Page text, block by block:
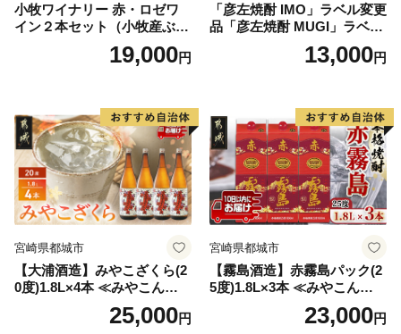
小牧ワイナリー 赤・ロゼワ
イン２本セット（小牧産ぶど
19,000円
「彦左焼酎 IMO」ラベル変更
品「彦左焼酎 MUGI」ラベル
変更品 飲み比べ セット 合計
2本 720ml×各1本 25度 焼酎
13,000円
宮崎県都城市
【大浦酒造】みやこざくら(2
0度)1.8L×4本 ≪みやこんじょ
特急便≫_AD-077125,000円
宮崎県都城市
【霧島酒造】赤霧島パック(2
5度)1.8L×3本 ≪みやこんじょ
特急便≫_23-07-K03P-1800-3
23,000円